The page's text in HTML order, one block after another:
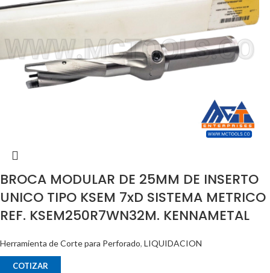
BROCA MODULAR DE 25MM DE INSERTO
UNICO TIPO KSEM 7xD SISTEMA METRICO
REF. KSEM250R7WN32M. KENNAMETAL
Herramienta de Corte para Perforado, LIQUIDACION
COTIZAR